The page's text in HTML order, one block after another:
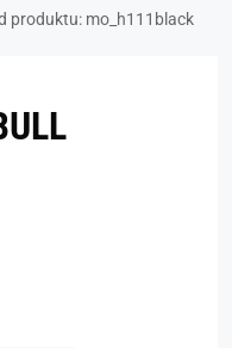
produktu: mo_h111black